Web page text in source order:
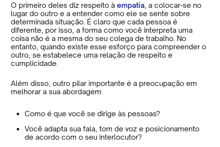
O primeiro deles diz respeito à empatia , a colocar-se no
lugar do outro e a entender como ele se sente sobre
determinada situação. É claro que cada pessoa é
diferente, por isso, a forma como você interpreta uma
coisa não é a mesma do seu colega de trabalho. No
entanto, quando existe esse esforço para compreender o
outro, se estabelece uma relação de respeito e
cumplicidade.
Além disso, outro pilar importante é a preocupação em
melhorar a sua abordagem:
Como é que você se dirige às pessoas?
Você adapta sua fala, tom de voz e posicionamento
de acordo com o seu interlocutor?